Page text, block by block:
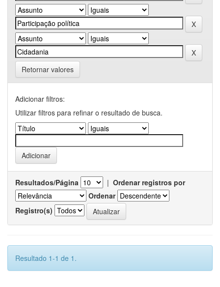
Retornar valores
Adicionar filtros:
Utilizar filtros para refinar o resultado de busca.
Resultados/Página | Ordenar registros por
Ordenar
Registro(s)
Resultado 1-1 de 1.